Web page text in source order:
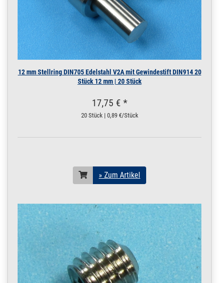
12 mm Stellring DIN705 Edelstahl V2A mit Gewindestift DIN914 20
Stück 12 mm | 20 Stück
17,75 € *
20 Stück | 0,89 €/Stück
» Zum Artikel